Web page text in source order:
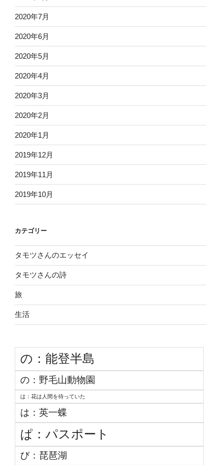
2020年7月
2020年6月
2020年5月
2020年4月
2020年3月
2020年2月
2020年1月
2019年12月
2019年11月
2019年10月
カテゴリー
タモツさんのエッセイ
タモツさんの詩
旅
生活
の：能登半島
の：野毛山動物園
は：花は人間を待っていた
は：英一蝶
ぱ：パスポート
び：琵琶湖